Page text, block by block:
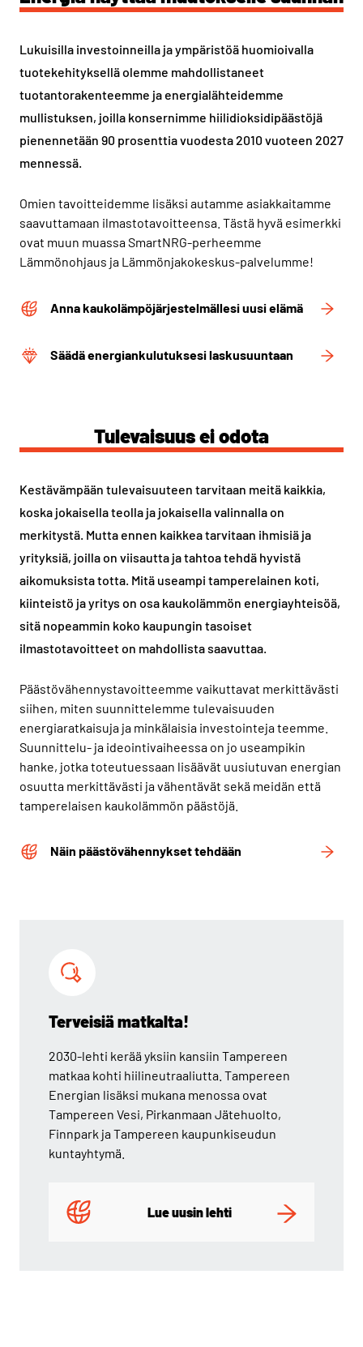
Lukuisilla investoinneilla ja ympäristöä huomioivalla
tuotekehityksellä olemme mahdollistaneet
tuotantorakenteemme ja energialähteidemme
mullistuksen, joilla konsernimme hiilidioksidipäästöjä
pienennetään 90 prosenttia vuodesta 2010 vuoteen 2027
mennessä.
Omien tavoitteidemme lisäksi autamme asiakkaitamme
saavuttamaan ilmastotavoitteensa. Tästä hyvä esimerkki
ovat muun muassa SmartNRG-perheemme
Lämmönohjaus ja Lämmönjakokeskus-palvelumme!
Anna kaukolämpöjärjestelmällesi uusi elämä
Säädä energiankulutuksesi laskusuuntaan
Tulevaisuus ei odota
Kestävämpään tulevaisuuteen tarvitaan meitä kaikkia,
koska jokaisella teolla ja jokaisella valinnalla on
merkitystä. Mutta ennen kaikkea tarvitaan ihmisiä ja
yrityksiä, joilla on viisautta ja tahtoa tehdä hyvistä
aikomuksista totta. Mitä useampi tamperelainen koti,
kiinteistö ja yritys on osa kaukolämmön energiayhteisöä,
sitä nopeammin koko kaupungin tasoiset
ilmastotavoitteet on mahdollista saavuttaa.
Päästövähennystavoitteemme vaikuttavat merkittävästi
siihen, miten suunnittelemme tulevaisuuden
energiaratkaisuja ja minkälaisia investointeja teemme.
Suunnittelu- ja ideointivaiheessa on jo useampikin
hanke, jotka toteutuessaan lisäävät uusiutuvan energian
osuutta merkittävästi ja vähentävät sekä meidän että
tamperelaisen kaukolämmön päästöjä.
Näin päästövähennykset tehdään
Terveisiä matkalta!
2030-lehti kerää yksiin kansiin Tampereen
matkaa kohti hiilineutraaliutta. Tampereen
Energian lisäksi mukana menossa ovat
Tampereen Vesi, Pirkanmaan Jätehuolto,
Finnpark ja Tampereen kaupunkiseudun
kuntayhtymä.
Lue uusin lehti